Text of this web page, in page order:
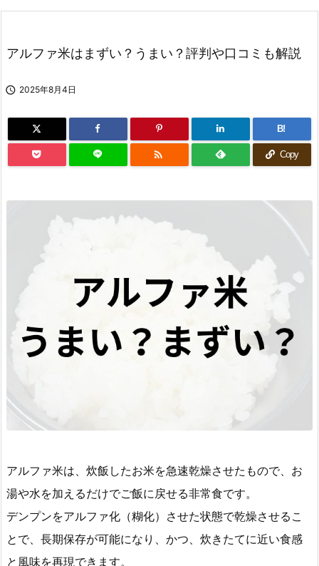
アルファ米はまずい？うまい？評判や口コミも解説
 2025年8月4日
B!
 Copy
アルファ米は、炊飯したお米を急速乾燥させたもので、お
湯や水を加えるだけでご飯に戻せる非常食です。
デンプンをアルファ化（糊化）させた状態で乾燥させるこ
とで、長期保存が可能になり、かつ、炊きたてに近い食感
と風味を再現できます。